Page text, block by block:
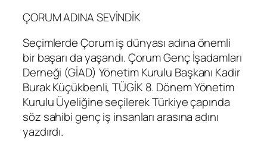
ÇORUM ADINA SEVİNDİK
Seçimlerde Çorum iş dünyası adına önemli
bir başarı da yaşandı. Çorum Genç İşadamları
Derneği (GİAD) Yönetim Kurulu Başkanı Kadir
Burak Küçükbenli, TÜGİK 8. Dönem Yönetim
Kurulu Üyeliğine seçilerek Türkiye çapında
söz sahibi genç iş insanları arasına adını
yazdırdı.